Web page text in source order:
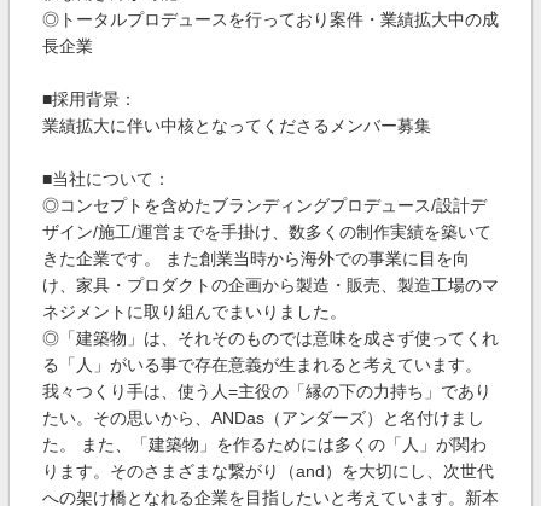
◎トータルプロデュースを行っており案件・業績拡大中の成
長企業
■採用背景：
業績拡大に伴い中核となってくださるメンバー募集
■当社について：
◎コンセプトを含めたブランディングプロデュース/設計デ
ザイン/施工/運営までを手掛け、数多くの制作実績を築いて
きた企業です。 また創業当時から海外での事業に目を向
け、家具・プロダクトの企画から製造・販売、製造工場のマ
ネジメントに取り組んでまいりました。
◎「建築物」は、それそのものでは意味を成さず使ってくれ
る「人」がいる事で存在意義が生まれると考えています。
我々つくり手は、使う人=主役の「縁の下の力持ち」であり
たい。その思いから、ANDas（アンダーズ）と名付けまし
た。 また、「建築物」を作るためには多くの「人」が関わ
ります。そのさまざまな繋がり（and）を大切にし、次世代
への架け橋となれる企業を目指したいと考えています。新本